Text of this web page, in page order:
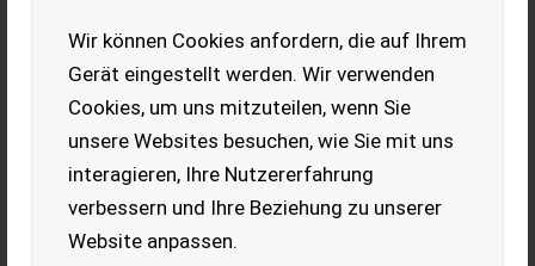
Wir können Cookies anfordern, die auf Ihrem
Gerät eingestellt werden. Wir verwenden
Cookies, um uns mitzuteilen, wenn Sie
unsere Websites besuchen, wie Sie mit uns
interagieren, Ihre Nutzererfahrung
verbessern und Ihre Beziehung zu unserer
Website anpassen.
Mammut SC 170H Silozange
Mammut SC 170H Silozange mit 3-Punkt Aufnahme und
Hubgerüst; Breite: 170 cm; Zange auf und zu wird über
Monoblock am Gerät gesteuert: 1 x ew und 1 ...
EUR 1.590 inkl. 13% MwSt./Verm.